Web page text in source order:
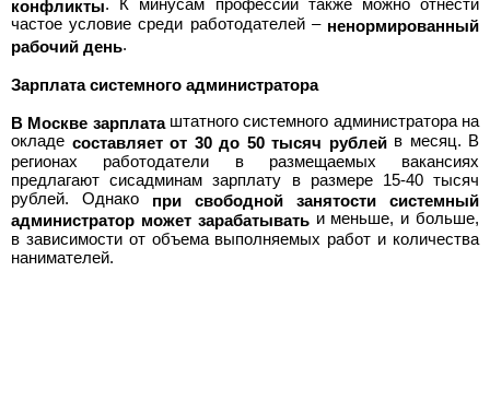
конфликты. К минусам профессии также можно отнести
частое условие среди работодателей – ненормированный
рабочий день.
Зарплата системного администратора
В Москве зарплата штатного системного администратора на
окладе составляет от 30 до 50 тысяч рублейв месяц. В
регионах работодатели в размещаемых вакансиях
предлагают сисадминам зарплату в размере 15-40 тысяч
рублей. Однако при свободной занятости системный
администратор может зарабатыватьи меньше, и больше,
в зависимости от объема выполняемых работ и количества
нанимателей.